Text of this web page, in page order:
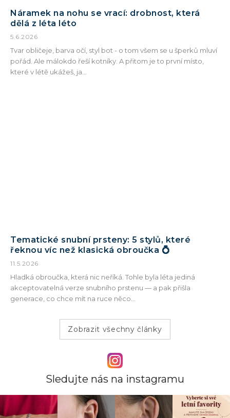
Náramek na nohu se vrací: drobnost, která
dělá z léta léto
5.6.2026
Tvar obličeje, barva očí, styl bot - o tom všem se u šperků mluví
pořád. Ale málokdo řeší kotníky. A přitom je to první místo,
které v létě ukážeš, ja...
Tematické snubní prsteny: 5 stylů, které
řeknou víc než klasická obroučka 💍
11.5.2026
Hladká obroučka, která nic neříká. Tohle byla léta jediná
akceptovatelná verze snubního prstenu — a pak přišla
generace, co chce mít na ruce něco...
Zobrazit všechny články
Sledujte nás na instagramu